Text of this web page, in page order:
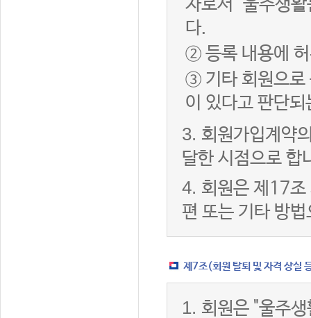
자로서 "울주생
다.
② 등록 내용에
③ 기타 회원으로
이 있다고 판단되
3. 회원가입계약
달한 시점으로 합
4. 회원은 제17조
편 또는 기타 방
제7조(회원 탈퇴 및 자격 상실
1. 회원은 "울주